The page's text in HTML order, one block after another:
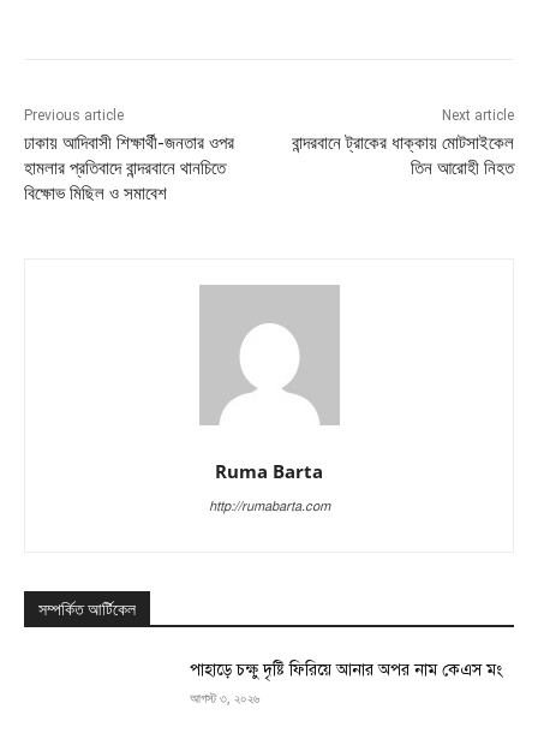
Previous article
ঢাকায় আদিবাসী শিক্ষার্থী-জনতার ওপর
হামলার প্রতিবাদে বান্দরবানে থানচিতে
বিক্ষোভ মিছিল ও সমাবেশ
Next article
বান্দরবানে ট্রাকের ধাক্কায় মোটসাইকেল
তিন আরোহী নিহত
Ruma Barta
http://rumabarta.com
সম্পর্কিত আর্টিকেল
পাহাড়ে চক্ষু দৃষ্টি ফিরিয়ে আনার অপর নাম কেএস মং
আগস্ট ৩, ২০২৬